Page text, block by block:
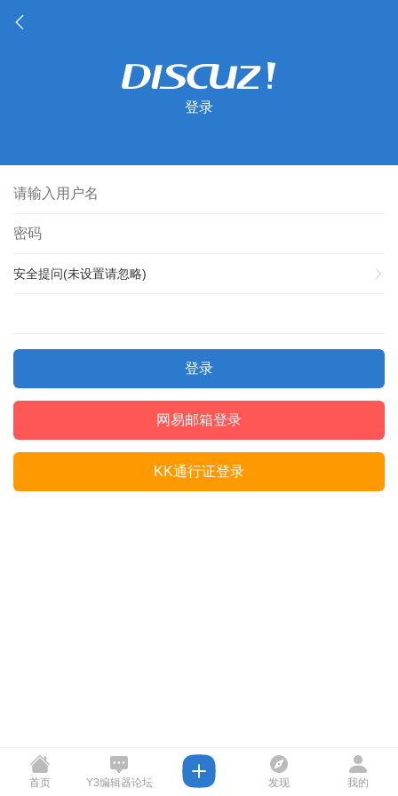
登录
安全提问(未设置请忽略)
登录
网易邮箱登录
KK通行证登录
首页 Y3编辑器论坛 发现 我的